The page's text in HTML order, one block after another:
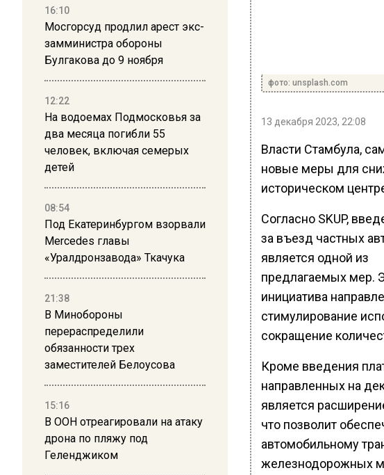
16:10
Мосгорсуд продлил арест экс-
замминистра обороны
Булгакова до 9 ноября
12:22
На водоемах Подмосковья за
два месяца погибли 55
человек, включая семерых
детей
08:54
Под Екатеринбургом взорвали
Mercedes главы
«Уралдронзавода» Ткачука
21:38
В Минобороны
перераспределили
обязанности трех
заместителей Белоусова
15:16
В ООН отреагировали на атаку
дрона по пляжу под
Геленджиком
фото: unsplash.com
13 декабря 2023, 22:08
Власти Стамбула,
новые меры для
историческом
Согласно SKUP,
за въезд частных
является одной из
предлагаемых мер.
инициатива
стимулирование
сокращение
Кроме введения
направленных на
является
что позволит
автомобильному
железнодорожных